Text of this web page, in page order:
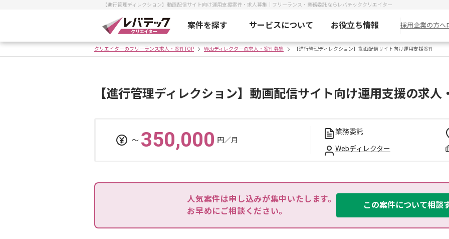
【進行管理ディレクション】動画配信サイト向け運用支援案件・求人募集｜フリーランス・業務委託ならレバテッククリエイター
案件を探す サービスについて お役立ち情報 採用企業の方へ
クリエイターのフリーランス求人・案件TOP Webディレクターの求人・案件募集 【進行管理ディレクション】動画配信サイト向け運用支援案件
【進行管理ディレクション】動画配信サイト向け運用支援の求人
〜 350,000 円／月
業務委託
Webディレクター
人気案件は申し込みが集中いたします。
お早めにご相談ください。
この案件について相談